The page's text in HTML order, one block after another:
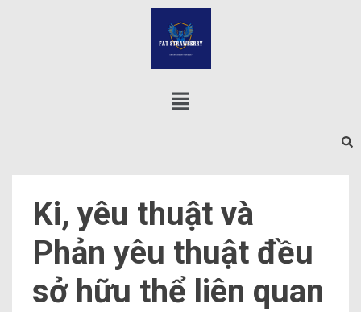
Ki, yêu thuật và
Phản yêu thuật đều
sở hữu thể liên quan